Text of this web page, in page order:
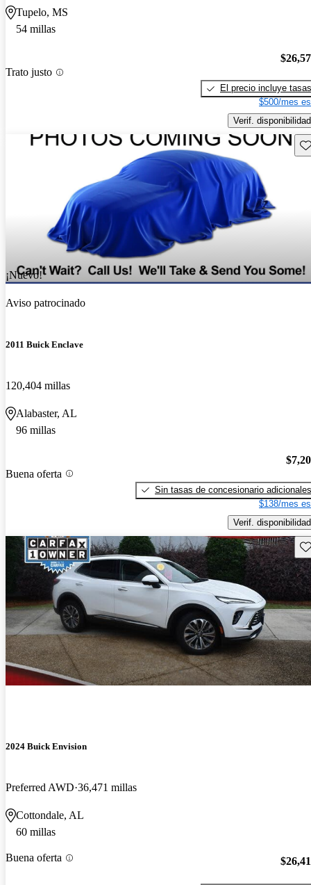
Tupelo, MS
54 millas
Trato justo
El precio incluye tasas
$500/mes
Verif. disponibilidad
¡Nuevo!
Aviso patrocinado
2011 Buick Enclave
120,404 millas
Alabaster, AL
96 millas
Buena oferta
Sin tasas de concesionario adicionales
$138/mes
Verif. disponibilidad
2024 Buick Envision
Preferred AWD 36,471 millas
Cottondale, AL
60 millas
Buena oferta